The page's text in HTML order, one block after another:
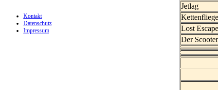
Jetlag
Lost
Der Scooter
Kontakt
Datenschutz
Impressum